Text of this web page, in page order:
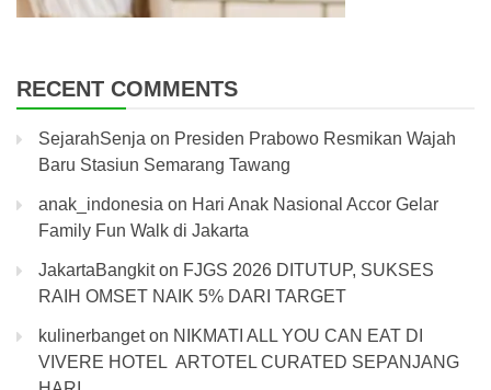
RECENT COMMENTS
SejarahSenja on Presiden Prabowo Resmikan Wajah
Baru Stasiun Semarang Tawang
anak_indonesia on Hari Anak Nasional Accor Gelar
Family Fun Walk di Jakarta
JakartaBangkiton FJGS 2026 DITUTUP, SUKSES
RAIH OMSET NAIK 5% DARI TARGET
kulinerbangeton NIKMATI ALL YOU CAN EAT DI
VIVERE HOTEL ARTOTEL CURATED SEPANJANG